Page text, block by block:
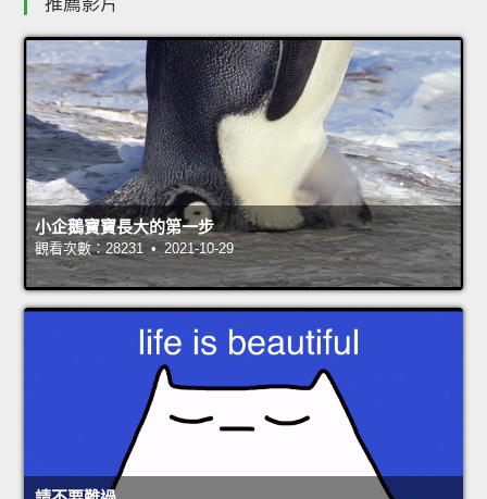
推薦影片
小企鵝寶寶長大的第一步
觀看次數：28231 • 2021-10-29